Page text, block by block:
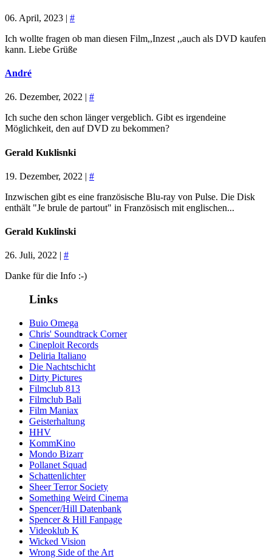
06. April, 2023 | #
Ich wollte fragen ob man diesen Film,,Inzest ,,auch als DVD kaufen
kann. Liebe Grüße
André
26. Dezember, 2022 | #
Ich suche den schon länger vergeblich. Gibt es irgendeine
Möglichkeit, den auf DVD zu bekommen?
Gerald Kuklisnki
19. Dezember, 2022 | #
Inzwischen gibt es eine französische Blu-ray von Pulse. Die Disk
enthält "Je brule de partout" in Französisch mit englischen...
Gerald Kuklinski
26. Juli, 2022 | #
Danke für die Info :-)
Links
Buio Omega
Chris' Soundtrack Corner
Cineploit Records
Deliria Italiano
Die Nachtschicht
Dirty Pictures
Filmclub 813
Filmclub Bali
Film Maniax
Geisterhaltung
HHV
KommKino
Mondo Bizarr
Pollanet Squad
Schattenlichter
Sheer Terror Society
Something Weird Cinema
Spencer/Hill Datenbank
Spencer & Hill Fanpage
Videoklub K
Wicked Vision
Wrong Side of the Art